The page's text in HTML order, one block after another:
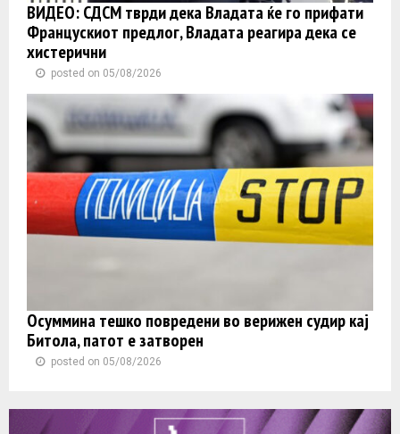
ВИДЕО: СДСМ тврди дека Владата ќе го прифати
Францускиот предлог, Владата реагира дека се
хистерични
posted on 05/08/2026
Осуммина тешко повредени во верижен судир кај
Битола, патот е затворен
posted on 05/08/2026